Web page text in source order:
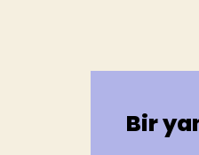
Bir